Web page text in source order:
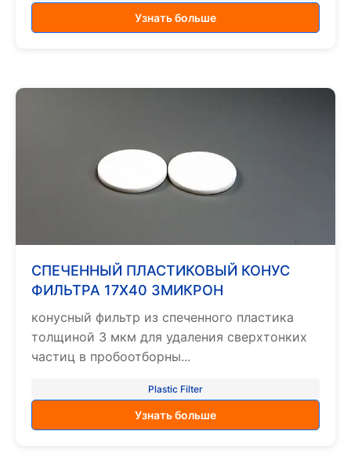
Узнать больше
СПЕЧЕННЫЙ ПЛАСТИКОВЫЙ КОНУС
ФИЛЬТРА 17X40 3МИКРОН
конусный фильтр из спеченного пластика
толщиной 3 мкм для удаления сверхтонких
частиц в пробоотборны...
Plastic Filter
Узнать больше